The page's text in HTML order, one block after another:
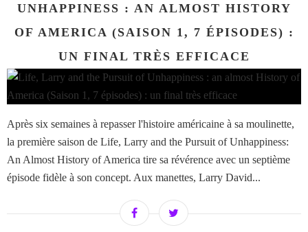
UNHAPPINESS : AN ALMOST HISTORY
OF AMERICA (SAISON 1, 7 ÉPISODES) :
UN FINAL TRÈS EFFICACE
Après six semaines à repasser l'histoire américaine à sa moulinette,
la première saison de Life, Larry and the Pursuit of Unhappiness:
An Almost History of America tire sa révérence avec un septième
épisode fidèle à son concept. Aux manettes, Larry David...